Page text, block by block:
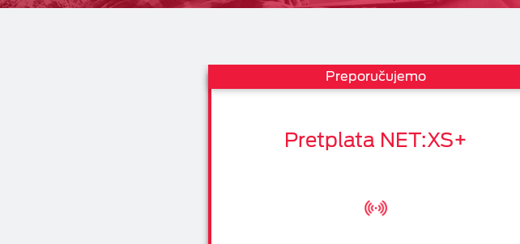
Preporučujemo
Pretplata NET:XS+